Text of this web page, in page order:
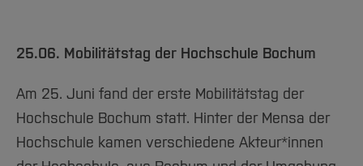
25.06. Mobilitätstag der Hochschule Bochum
Am 25. Juni fand der erste Mobilitätstag der
Hochschule Bochum statt. Hinter der Mensa der
Hochschule kamen verschiedene Akteur*innen